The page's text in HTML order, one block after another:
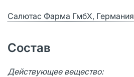
Салютас Фарма ГмбХ, Германия
Состав
Действующее вещество: